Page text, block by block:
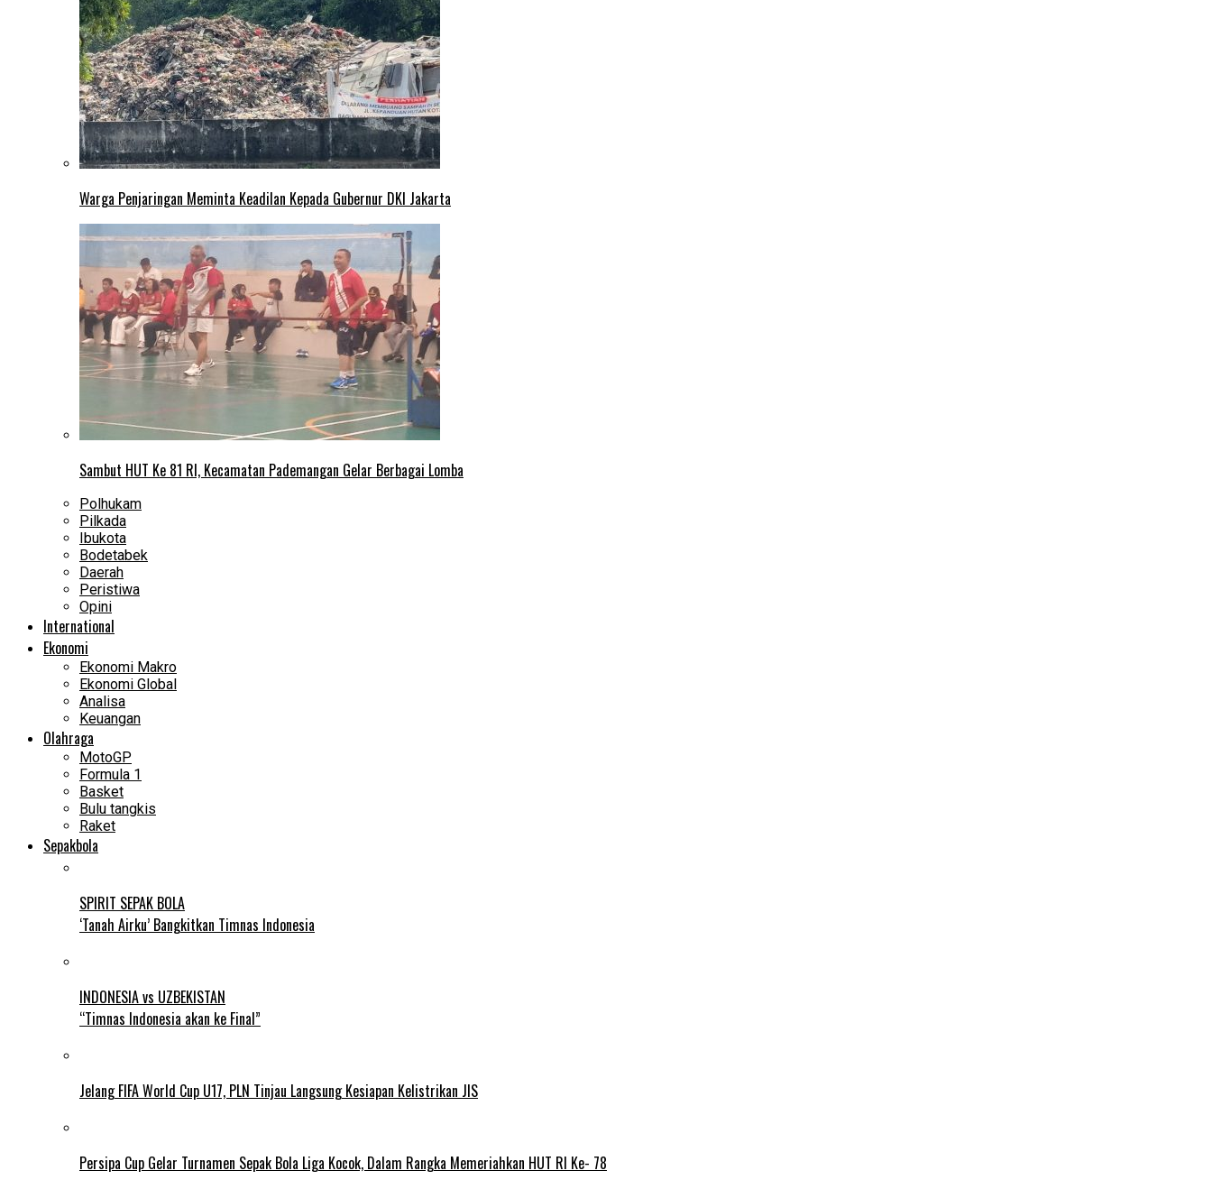
Warga Penjaringan Meminta Keadilan Kepada Gubernur DKI Jakarta
Sambut HUT Ke 81 RI, Kecamatan Pademangan Gelar Berbagai Lomba
Polhukam
Pilkada
Ibukota
Bodetabek
Daerah
Peristiwa
Opini
International
Ekonomi
Ekonomi Makro
Ekonomi Global
Analisa
Keuangan
Olahraga
MotoGP
Formula 1
Basket
Bulu tangkis
Raket
Sepakbola
SPIRIT SEPAK BOLA
‘Tanah Airku’ Bangkitkan Timnas Indonesia
INDONESIA vs UZBEKISTAN
“Timnas Indonesia akan ke Final”
Jelang FIFA World Cup U17, PLN Tinjau Langsung Kesiapan Kelistrikan JIS
Persipa Cup Gelar Turnamen Sepak Bola Liga Kocok, Dalam Rangka Memeriahkan HUT RI Ke- 78